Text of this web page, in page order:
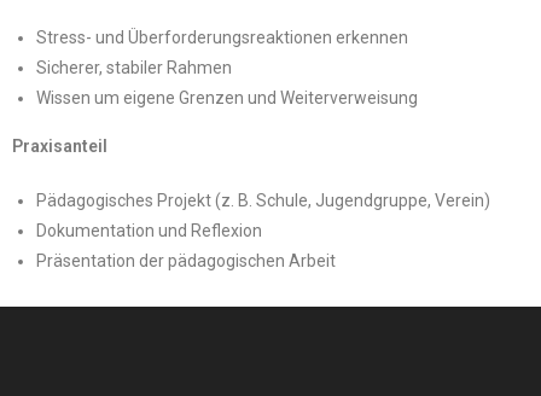
Stress- und Überforderungsreaktionen erkennen
Sicherer, stabiler Rahmen
Wissen um eigene Grenzen und Weiterverweisung
Praxisanteil
Pädagogisches Projekt (z. B. Schule, Jugendgruppe, Verein)
Dokumentation und Reflexion
Präsentation der pädagogischen Arbeit